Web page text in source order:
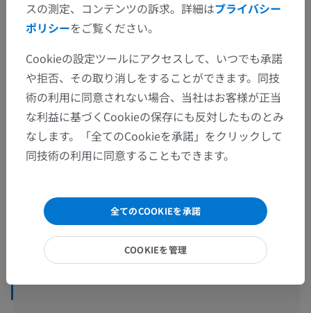
人体解剖学2
人体解剖学1
系統解剖 > 心脈管系 動脈 > 脳動脈>
下位構造：
内側枝；傍正中橋枝
外側枝；回旋橋枝
スの測定、コンテンツの訴求。詳細はプライバシー
ポリシーをご覧ください。
Cookieの設定ツールにアクセスして、いつでも承諾
や拒否、その取り消しをすることができます。同技
術の利用に同意されない場合、当社はお客様が正当
な利益に基づくCookieの保存にも反対したものとみ
なします。「全てのCookieを承諾」をクリックして
同技術の利用に同意することもできます。
全てのCOOKIEを承諾
COOKIEを管理